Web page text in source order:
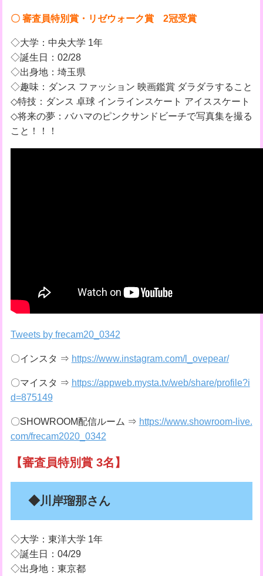
〇 審査員特別賞・リゼウォーク賞 2冠受賞
◇大学：中央大学 1年
◇誕生日：02/28
◇出身地：埼玉県
◇趣味：ダンス ファッション 映画鑑賞 ダラダラすること
◇特技：ダンス 卓球 インラインスケート アイススケート
◇将来の夢：バハマのピンクサンドビーチで写真集を撮る
こと！！！
Tweets by frecam20_0342
〇インスタ ⇒ https://www.instagram.com/l_ovepear/
〇マイスタ ⇒ https://appweb.mysta.tv/web/share/profile?i
d=875149
〇SHOWROOM配信ルーム ⇒ https://www.showroom-live.
com/frecam2020_0342
【審査員特別賞 3名】
◆川岸瑠那さん
◇大学：東洋大学 1年
◇誕生日：04/29
◇出身地：東京都